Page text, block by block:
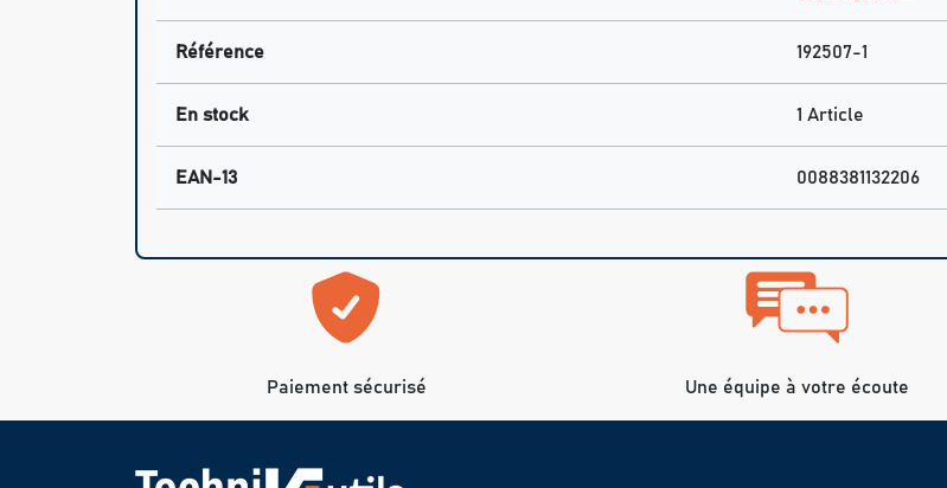
Référence 192507-1
En stock 1 Article
EAN-13 0088381132206
Paiement sécurisé Une équipe à votre écoute